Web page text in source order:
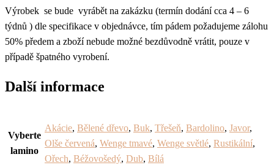
Výrobek se bude vyrábět na zakázku (termín dodání cca 4 – 6
týdnů ) dle specifikace v objednávce, tím pádem požadujeme zálohu
50% předem a zboží nebude možné bezdůvodně vrátit, pouze v
případě špatného vyrobení.
Další informace
Vyberte
lamino
Akácie, Bělené dřevo, Buk, Třešeň, Bardolino, Javor,
Olše červená, Wenge tmavé, Wenge světlé, Rustikální,
Ořech, Béžovošedý, Dub, Bílá